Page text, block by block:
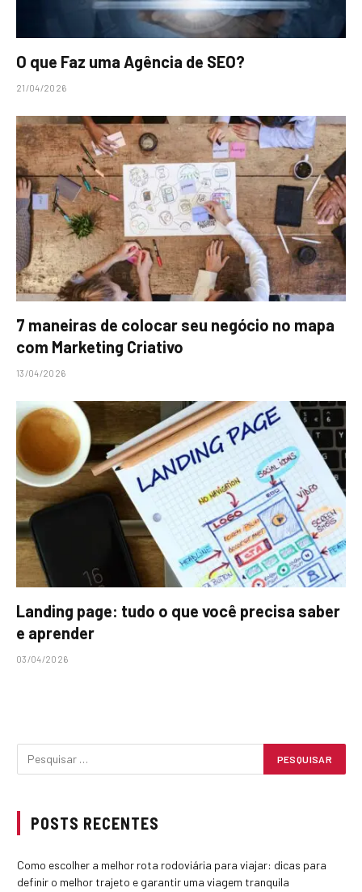
O que Faz uma Agência de SEO?
21/04/2026
7 maneiras de colocar seu negócio no mapa
com Marketing Criativo
13/04/2026
Landing page: tudo o que você precisa saber
e aprender
03/04/2026
POSTS RECENTES
Como escolher a melhor rota rodoviária para viajar: dicas para
definir o melhor trajeto e garantir uma viagem tranquila